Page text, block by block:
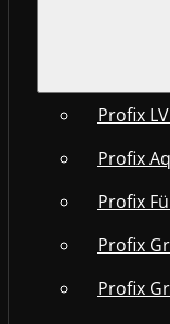
Profix LV
Profix
Profix
Profix
Profix